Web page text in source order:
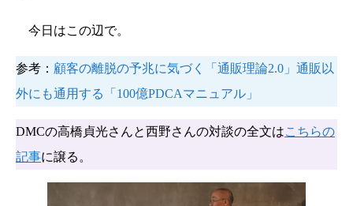
今日はこの辺で。
参考： 顧客の離脱の予兆に気づく「通販理論2.0」通販以
外にも通用する「100億PDCAマニュアル」
DMCの高橋貞光さんと西野さんの対談の全文はこちらの
記事に譲る。